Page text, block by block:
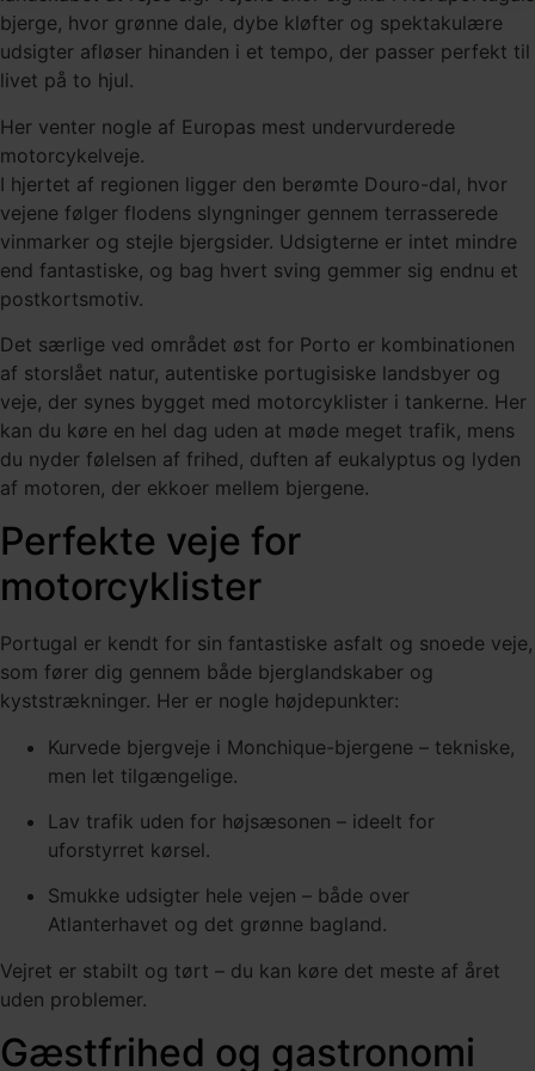
bjerge, hvor grønne dale, dybe kløfter og spektakulære
udsigter afløser hinanden i et tempo, der passer perfekt til
livet på to hjul.
Her venter nogle af Europas mest undervurderede
motorcykelveje.
I hjertet af regionen ligger den berømte Douro-dal, hvor
vejene følger flodens slyngninger gennem terrasserede
vinmarker og stejle bjergsider. Udsigterne er intet mindre
end fantastiske, og bag hvert sving gemmer sig endnu et
postkortsmotiv.
Det særlige ved området øst for Porto er kombinationen
af storslået natur, autentiske portugisiske landsbyer og
veje, der synes bygget med motorcyklister i tankerne. Her
kan du køre en hel dag uden at møde meget trafik, mens
du nyder følelsen af frihed, duften af eukalyptus og lyden
af motoren, der ekkoer mellem bjergene.
Perfekte veje for
motorcyklister
Portugal er kendt for sin fantastiske asfalt og snoede veje,
som fører dig gennem både bjerglandskaber og
kyststrækninger. Her er nogle højdepunkter:
Kurvede bjergveje i Monchique-bjergene – tekniske,
men let tilgængelige.
Lav trafik uden for højsæsonen – ideelt for
uforstyrret kørsel.
Smukke udsigter hele vejen – både over
Atlanterhavet og det grønne bagland.
Vejret er stabilt og tørt – du kan køre det meste af året
uden problemer.
Gæstfrihed og gastronomi